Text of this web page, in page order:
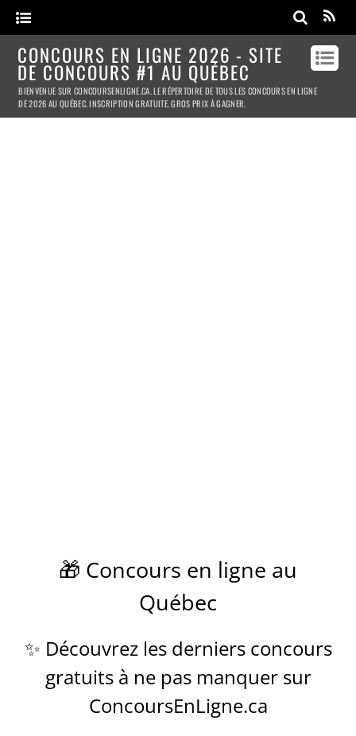
CONCOURS EN LIGNE 2026 - SITE
DE CONCOURS #1 AU QUÉBEC
BIENVENUE SUR CONCOURSENLIGNE.CA. LE RÉPERTOIRE DE TOUS LES CONCOURS EN LIGNE
DE 2026 AU QUÉBEC. INSCRIPTION GRATUITE. GROS PRIX À GAGNER.
🎁 Concours en ligne au
Québec
✨ Découvrez les derniers concours
gratuits à ne pas manquer sur
ConcoursEnLigne.ca